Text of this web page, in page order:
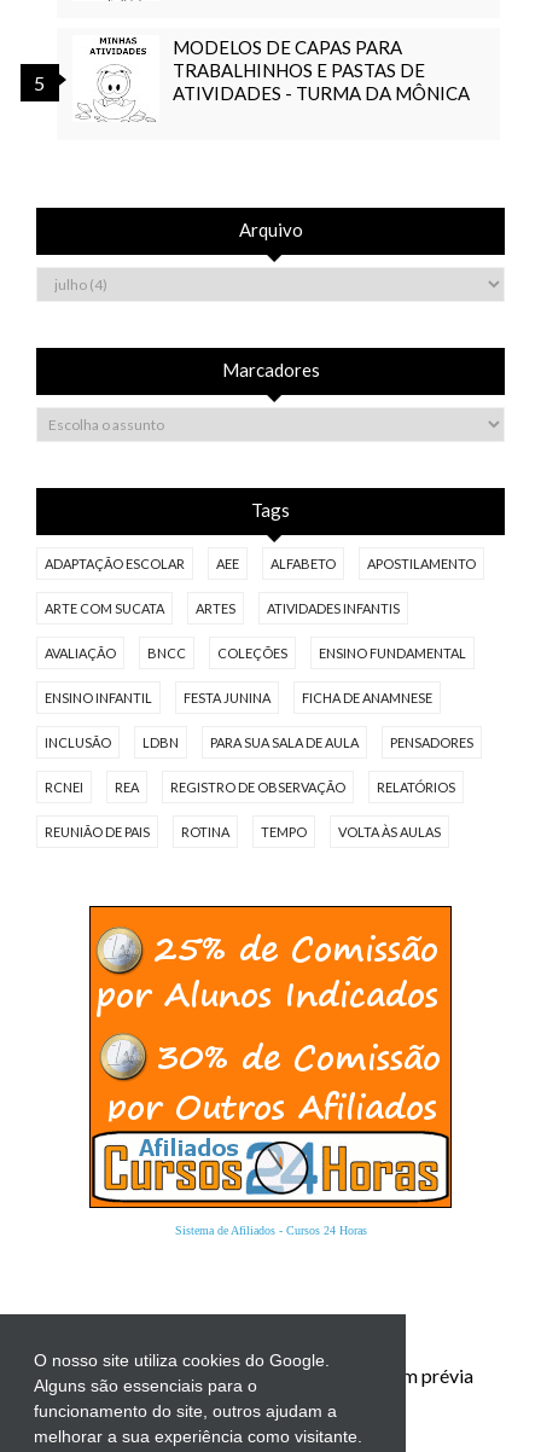
O nosso site utiliza cookies do Google.
Alguns são essenciais para o
funcionamento do site, outros ajudam a
melhorar a sua experiência como visitante.
MODELOS DE CAPAS PARA
TRABALHINHOS E PASTAS DE
ATIVIDADES - TURMA DA MÔNICA
Arquivo
Marcadores
Tags
ADAPTAÇÃO ESCOLAR AEE ALFABETO APOSTILAMENTO
ARTE COM SUCATA ARTES ATIVIDADES INFANTIS
AVALIAÇÃO BNCC COLEÇÕES ENSINO FUNDAMENTAL
ENSINO INFANTIL FESTA JUNINA FICHA DE ANAMNESE
INCLUSÃO LDBN PARA SUA SALA DE AULA PENSADORES
RCNEI REA REGISTRO DE OBSERVAÇÃO RELATÓRIOS
REUNIÃO DE PAIS ROTINA TEMPO VOLTA ÀS AULAS
Sistema de Afiliados- Cursos 24 Horas
Proibida a reprodução total ou parcial sem prévia
autorização.